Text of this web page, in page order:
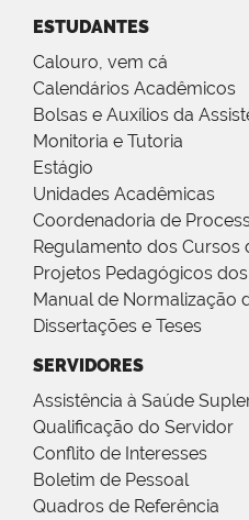
ESTUDANTES
Calouro, vem cá
Calendários Acadêmicos
Bolsas e Auxílios da
Monitoria e Tutoria
Estágio
Unidades Acadêmicas
Coordenadoria de
Regulamento dos Cursos
Projetos Pedagógicos
Manual de Normalização
Dissertações e Teses
SERVIDORES
Assistência à Saúde
Qualificação do Servidor
Conflito de Interesses
Boletim de Pessoal
Quadros de Referência